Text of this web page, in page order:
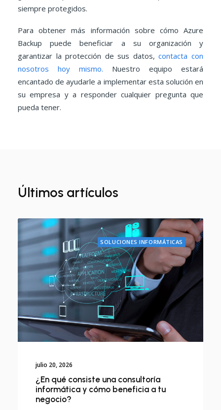
siempre protegidos.
Para obtener más información sobre cómo Azure
Backup puede beneficiar a su organización y
garantizar la protección de sus datos,contacta con
nosotros hoy mismo. Nuestro equipo estará
encantado de ayudarle a implementar esta solución en
su empresa y a responder cualquier pregunta que
pueda tener.
Últimos artículos
SOLUCIONES INFORMÁTICAS
julio 20, 2026
¿En qué consiste una consultoría
informática y cómo beneficia a tu
negocio?